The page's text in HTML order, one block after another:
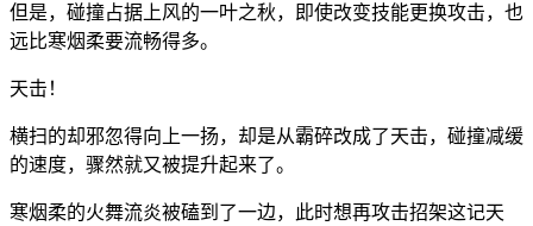
但是，碰撞占据上风的一叶之秋，即使改变技能更换攻击，也
远比寒烟柔要流畅得多。
天击！
横扫的却邪忽得向上一扬，却是从霸碎改成了天击，碰撞减缓
的速度，骤然就又被提升起来了。
寒烟柔的火舞流炎被磕到了一边，此时想再攻击招架这记天